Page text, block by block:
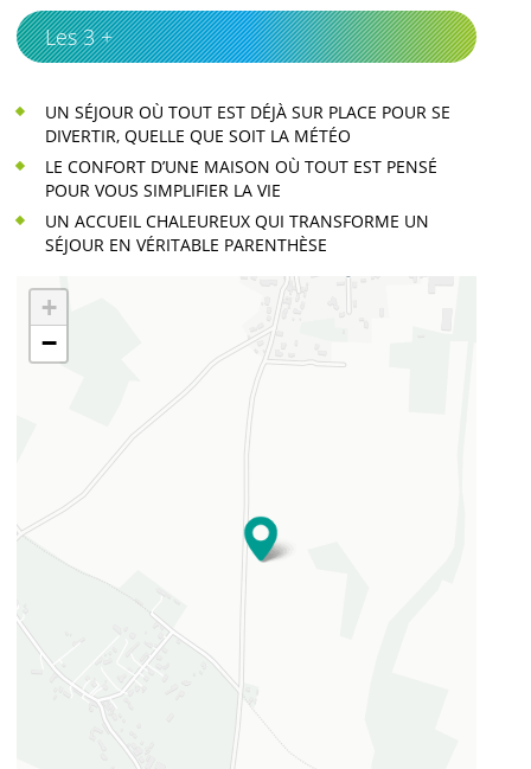
Les 3 +
UN SÉJOUR OÙ TOUT EST DÉJÀ SUR PLACE POUR SE
DIVERTIR, QUELLE QUE SOIT LA MÉTÉO
LE CONFORT D’UNE MAISON OÙ TOUT EST PENSÉ
POUR VOUS SIMPLIFIER LA VIE
UN ACCUEIL CHALEUREUX QUI TRANSFORME UN
SÉJOUR EN VÉRITABLE PARENTHÈSE
+
−